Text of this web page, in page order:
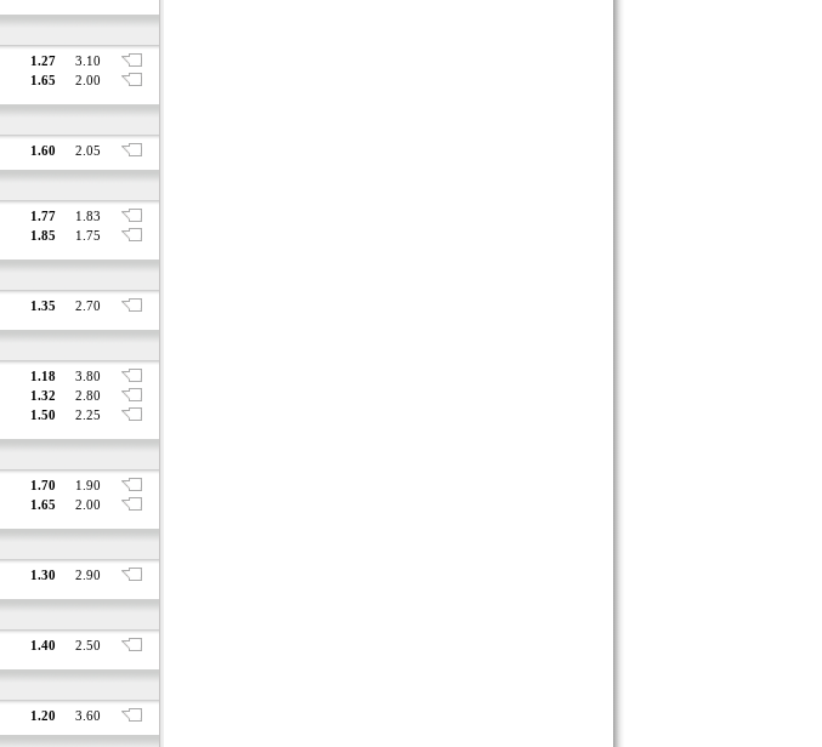
1.27 3.10
1.65 2.00
1.60 2.05
1.77 1.83
1.85 1.75
1.35 2.70
1.18 3.80
1.32 2.80
1.50 2.25
1.70 1.90
1.65 2.00
1.30 2.90
1.40 2.50
1.20 3.60